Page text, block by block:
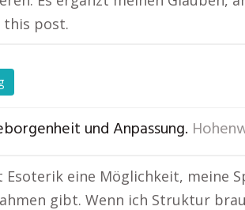
this post.
und Anpassung.
Esoterik eine Möglichkeit, meine
gibt. Wenn ich Struktur